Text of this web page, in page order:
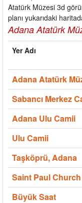
Atatürk Müzesi 3d
planı yukarıdaki
Adana Atatürk
Yer Adı
Adana Atatürk
Sabancı Merkez
Adana Ulu Camii
Ulu Camii
Taşköprü, Adana
Saint Paul
Büyük Saat